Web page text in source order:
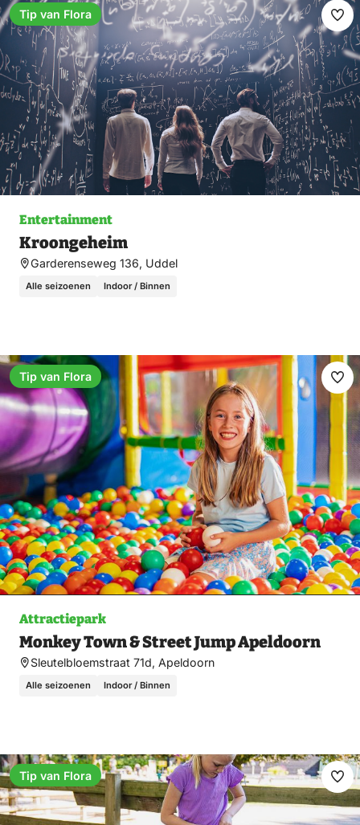
Entertainment
Kroongeheim
Garderenseweg 136, Uddel
Alle seizoenen Indoor / Binnen
Tip van Flora
Attractiepark
Monkey Town & Street Jump Apeldoorn
Sleutelbloemstraat 71d, Apeldoorn
Alle seizoenen Indoor / Binnen
Tip van Flora
Tip van Flora